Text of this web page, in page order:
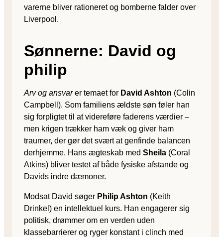
varerne bliver rationeret og bomberne falder over
Liverpool.
Sønnerne: David og
philip
Arv og ansvarer temaet for David Ashton (Colin
Campbell). Som familiens ældste søn føler han
sig forpligtet til at videreføre faderens værdier –
men krigen trækker ham væk og giver ham
traumer, der gør det svært at genfinde balancen
derhjemme. Hans ægteskab med Sheila (Coral
Atkins) bliver testet af både fysiske afstande og
Davids indre dæmoner.
Modsat David søger Philip Ashton (Keith
Drinkel) en intellektuel kurs. Han engagerer sig
politisk, drømmer om en verden uden
klassebarrierer og ryger konstant i clinch med